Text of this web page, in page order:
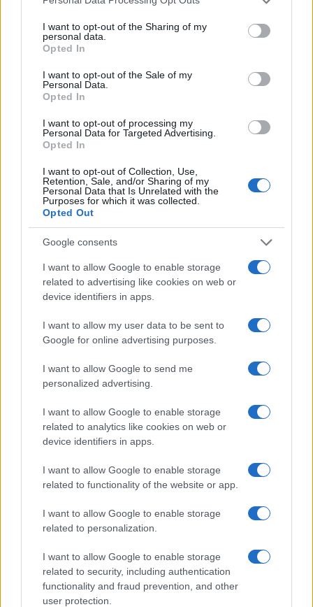
not limited to your visit or usage behaviour. You may click to
grant or deny consent to Google and its third-party tags to
use your data for below specified purposes in below Google
consent section.
I want to opt-out of the Sharing of my
personal data.
Opted In
I want to opt-out of the Sale of my
Personal Data.
Opted In
I want to opt-out of processing my
Personal Data for Targeted Advertising.
Opted In
I want to opt-out of Collection, Use,
Retention, Sale, and/or Sharing of my
Personal Data that Is Unrelated with the
Purposes for which it was collected.
Opted Out
Google consents
I want to allow Google to enable storage
related to advertising like cookies on web or
device identifiers in apps.
I want to allow my user data to be sent to
Google for online advertising purposes.
I want to allow Google to send me
personalized advertising.
I want to allow Google to enable storage
related to analytics like cookies on web or
device identifiers in apps.
I want to allow Google to enable storage
related to functionality of the website or app.
I want to allow Google to enable storage
related to personalization.
I want to allow Google to enable storage
related to security, including authentication
functionality and fraud prevention, and other
user protection.
vezetéket nem fogja újra üzembe helyezni.
Az orosz gáztól való függőség megújuló
energiahordozókkal való csökkentésének a
kulcsa Kína kezében van – mutatott rá Birol.
Kína ugyanis a napenergia globális ellátási
láncának mintegy 80 százalékát ellenőrzi. Az
IEA igazgatója szerint ez az arány az
elkövetkező években valószínűleg még
növekedni is fog.
energiaválság fenyeget
Egy különleges családi járattal 140 új
alijázó érkezett Izraelbe